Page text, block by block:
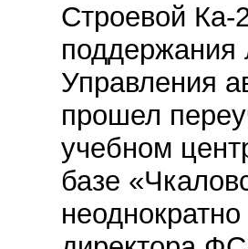
Строевой Ка-
поддержания
Управления
прошел
учебном
базе